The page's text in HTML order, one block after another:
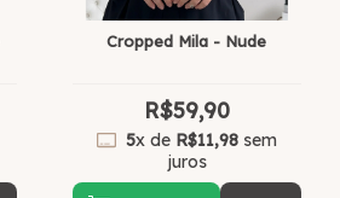
Cropped Mila - Nude
R$59,90
5x de R$11,98sem
juros